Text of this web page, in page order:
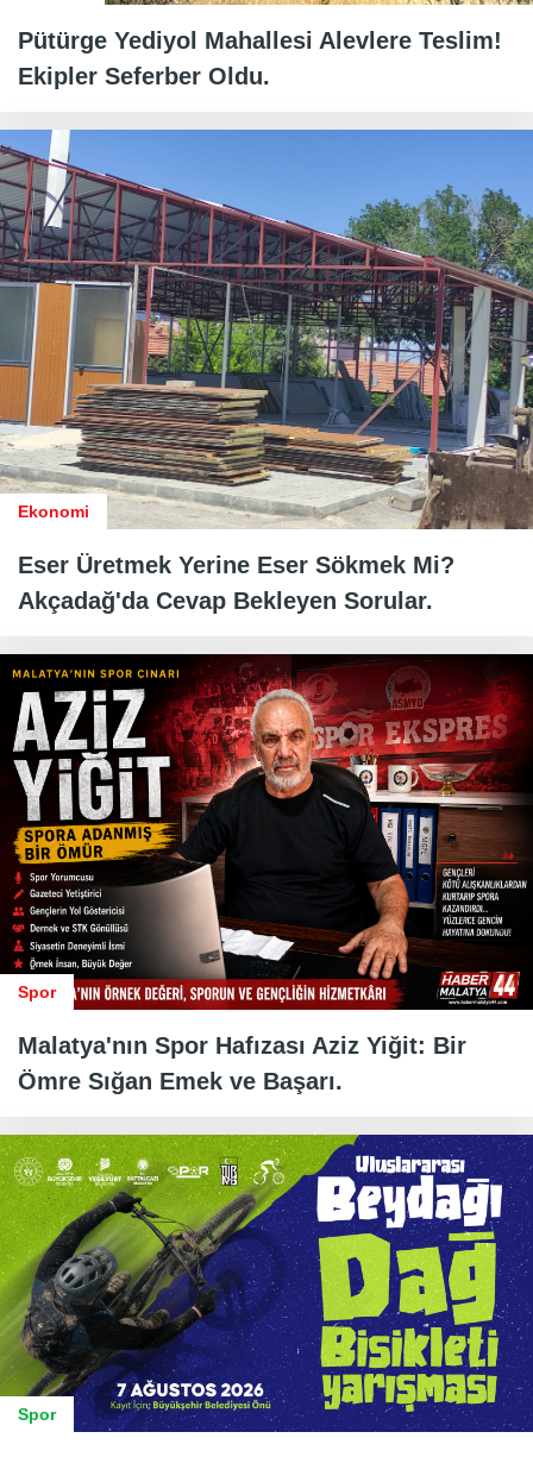
Pütürge Yediyol Mahallesi Alevlere Teslim!
Ekipler Seferber Oldu.
Ekonomi
Eser Üretmek Yerine Eser Sökmek Mi?
Akçadağ'da Cevap Bekleyen Sorular.
Spor
Malatya'nın Spor Hafızası Aziz Yiğit: Bir
Ömre Sığan Emek ve Başarı.
Spor